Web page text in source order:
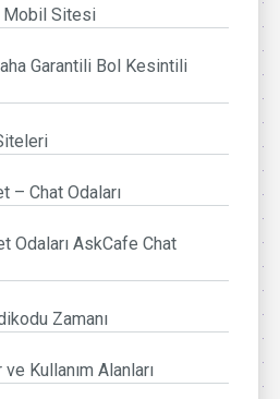
Mobil Sitesi
Garantili Bol Kesintili
– Chat Odaları
Odaları AskCafe Chat
Zamanı
Kullanım Alanları